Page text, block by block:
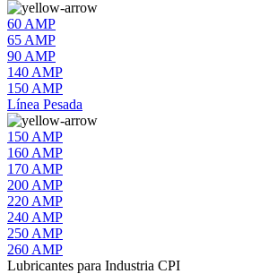
60 AMP
65 AMP
90 AMP
140 AMP
150 AMP
Línea Pesada
150 AMP
160 AMP
170 AMP
200 AMP
220 AMP
240 AMP
250 AMP
260 AMP
Lubricantes para Industria CPI